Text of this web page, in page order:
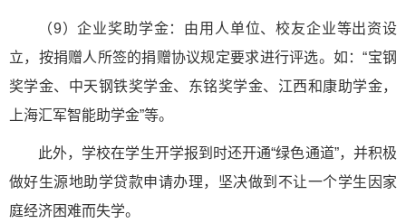
（9）企业奖助学金：由用人单位、校友企业等出资设
立，按捐赠人所签的捐赠协议规定要求进行评选。如：“宝钢
奖学金、中天钢铁奖学金、东铭奖学金、江西和康助学金，
上海汇军智能助学金”等。
此外，学校在学生开学报到时还开通“绿色通道”，并积极
做好生源地助学贷款申请办理，坚决做到不让一个学生因家
庭经济困难而失学。